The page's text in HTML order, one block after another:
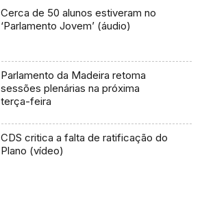
Cerca de 50 alunos estiveram no
‘Parlamento Jovem’ (áudio)
Parlamento da Madeira retoma
sessões plenárias na próxima
terça-feira
CDS critica a falta de ratificação do
Plano (vídeo)